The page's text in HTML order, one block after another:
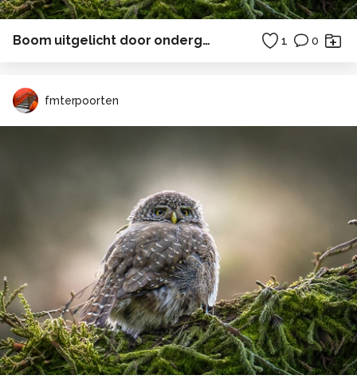
Boom uitgelicht door ondergaande zon 1 0
fmterpoorten